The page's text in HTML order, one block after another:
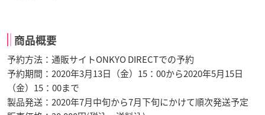
商品概要
予約方法：通販サイトONKYO DIRECTでの予約
予約期間：2020年3月13日（金）15：00から2020年5月15日
（金）15：00まで
製品発送：2020年7月中旬から7月下旬にかけて順次発送予定